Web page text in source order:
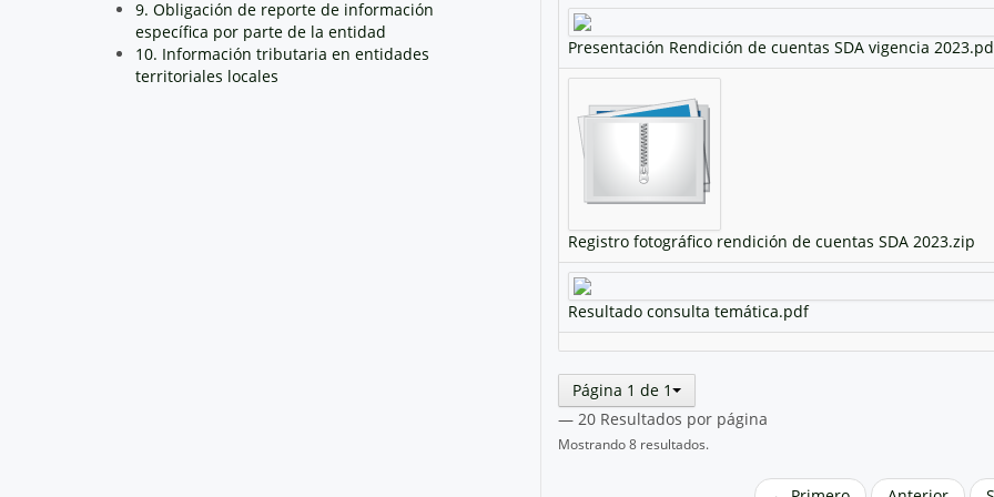
9. Obligación de reporte de información
específica por parte de la entidad
10. Información tributaria en entidades
territoriales locales
Presentación Rendición de cuentas SDA vigencia
Registro fotográfico rendición de cuentas SDA 2023.zip
Resultado consulta temática.pdf
Página 1 de 1
— 20 Resultados por página
Mostrando 8 resultados.